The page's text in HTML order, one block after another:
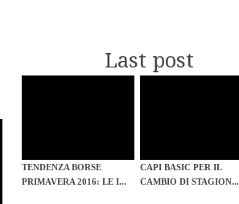
Last post
TENDENZA BORSE
PRIMAVERA 2016: LE I...
CAPI BASIC PER IL
CAMBIO DI STAGION...